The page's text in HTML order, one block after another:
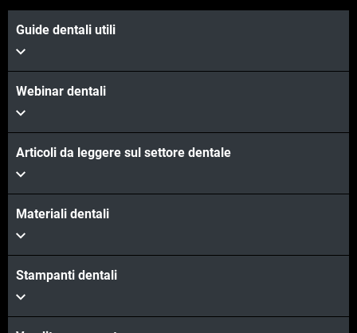
Guide dentali utili
Webinar dentali
Articoli da leggere sul settore dentale
Materiali dentali
Stampanti dentali